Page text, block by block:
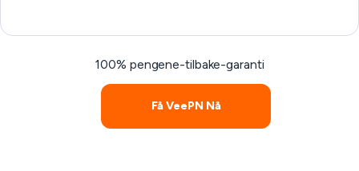
100% pengene-tilbake-garanti
Få VeePN Nå